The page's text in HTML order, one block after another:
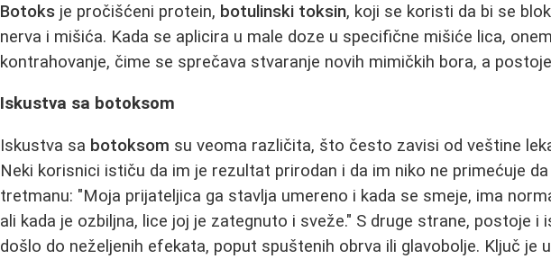
Botoks je pročišćeni protein, botulinski toksin, koji se koristi da bi se
nerva i mišića. Kada se aplicira u male doze u specifične mišiće lica,
kontrahovanje, čime se sprečava stvaranje novih mimičkih bora, a
Iskustva sa botoksom
Iskustva sa botoksom su veoma različita, što često zavisi od veštine
Neki korisnici ističu da im je rezultat prirodan i da im niko ne primećuje
tretmanu: "Moja prijateljica ga stavlja umereno i kada se smeje, ima
ali kada je ozbiljna, lice joj je zategnuto i sveže." S druge strane, postoje i
došlo do neželjenih efekata, poput spuštenih obrva ili glavobolje. Ključ je